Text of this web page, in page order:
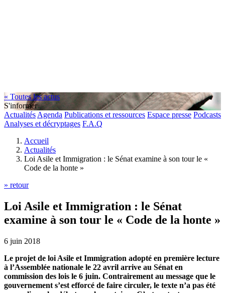
« Toutes les actus
S'informer
Actualités Agenda Publications et ressources Espace presse Podcasts
Analyses et décryptages F.A.Q
Accueil
Actualités
Loi Asile et Immigration : le Sénat examine à son tour le «
Code de la honte »
» retour
Loi Asile et Immigration : le Sénat
examine à son tour le « Code de la honte »
6 juin 2018
Le projet de loi Asile et Immigration adopté en première lecture
à l’Assemblée nationale le 22 avril arrive au Sénat en
commission des lois le 6 juin. Contrairement au message que le
gouvernement s’est efforcé de faire circuler, le texte n’a pas été